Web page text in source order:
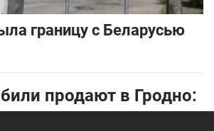
границу с Беларусью
продают в Гродно: